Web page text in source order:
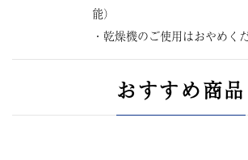
能）
・乾燥機のご使用はおやめく
おすすめ商品